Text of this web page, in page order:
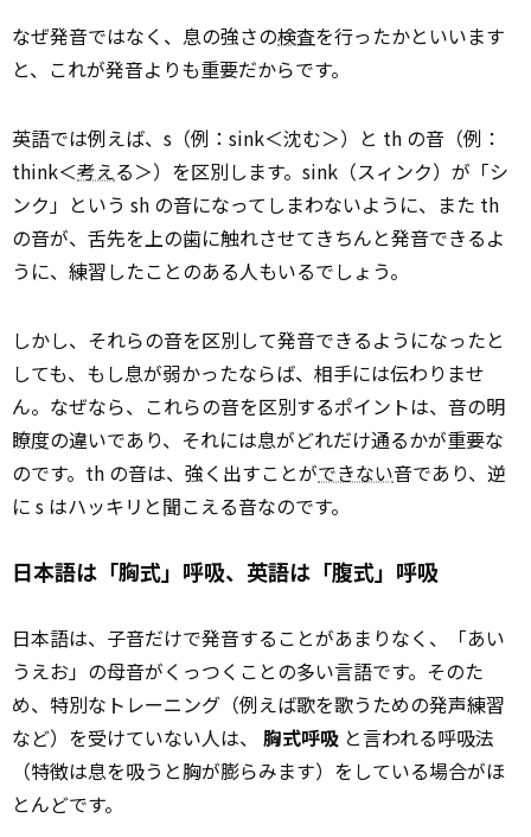
なぜ発音ではなく、息の強さの検査を行ったかといいます
と、これが発音よりも重要だからです。
英語では例えば、s（例：sink＜沈む＞）と th の音（例：
think＜考える＞）を区別します。sink（スィンク）が「シ
ンク」という sh の音になってしまわないように、また th
の音が、舌先を上の歯に触れさせてきちんと発音できるよ
うに、練習したことのある人もいるでしょう。
しかし、それらの音を区別して発音できるようになったと
しても、もし息が弱かったならば、相手には伝わりませ
ん。なぜなら、これらの音を区別するポイントは、音の明
瞭度の違いであり、それには息がどれだけ通るかが重要な
のです。th の音は、強く出すことができない音であり、逆
に s はハッキリと聞こえる音なのです。
日本語は「胸式」呼吸、英語は「腹式」呼吸
日本語は、子音だけで発音することがあまりなく、「あい
うえお」の母音がくっつくことの多い言語です。そのた
め、特別なトレーニング（例えば歌を歌うための発声練習
など）を受けていない人は、 胸式呼吸 と言われる呼吸法
（特徴は息を吸うと胸が膨らみます）をしている場合がほ
とんどです。